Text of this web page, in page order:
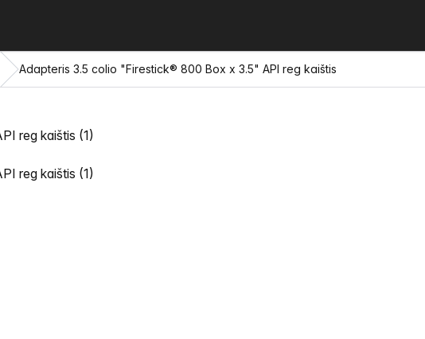
Adapteris 3.5 colio "Firestick® 800 Box x 3.5" API reg kaištis